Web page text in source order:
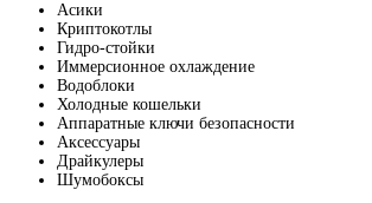
Асики
Криптокотлы
Гидро-стойки
Иммерсионное охлаждение
Водоблоки
Холодные кошельки
Аппаратные ключи безопасности
Аксессуары
Драйкулеры
Шумобоксы